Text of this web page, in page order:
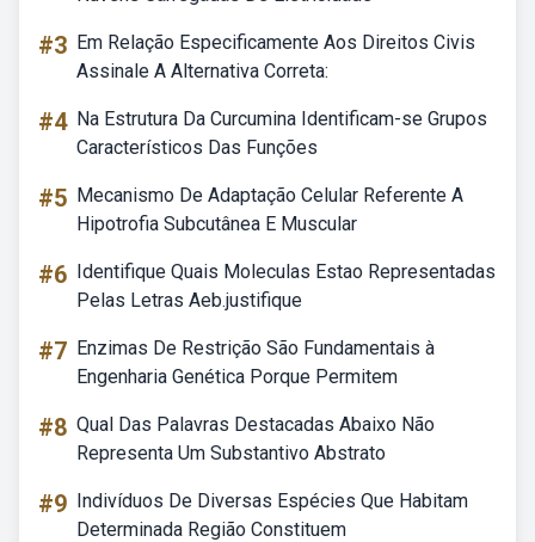
#3 Em Relação Especificamente Aos Direitos Civis
Assinale A Alternativa Correta:
#4 Na Estrutura Da Curcumina Identificam-se Grupos
Característicos Das Funções
#5 Mecanismo De Adaptação Celular Referente A
Hipotrofia Subcutânea E Muscular
#6 Identifique Quais Moleculas Estao Representadas
Pelas Letras Aeb.justifique
#7 Enzimas De Restrição São Fundamentais à
Engenharia Genética Porque Permitem
#8 Qual Das Palavras Destacadas Abaixo Não
Representa Um Substantivo Abstrato
#9 Indivíduos De Diversas Espécies Que Habitam
Determinada Região Constituem